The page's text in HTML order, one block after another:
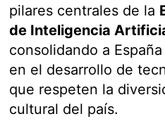
pilares centrales de la
de Inteligencia
consolidando a
en el desarrollo de
que respeten la
cultural del país.